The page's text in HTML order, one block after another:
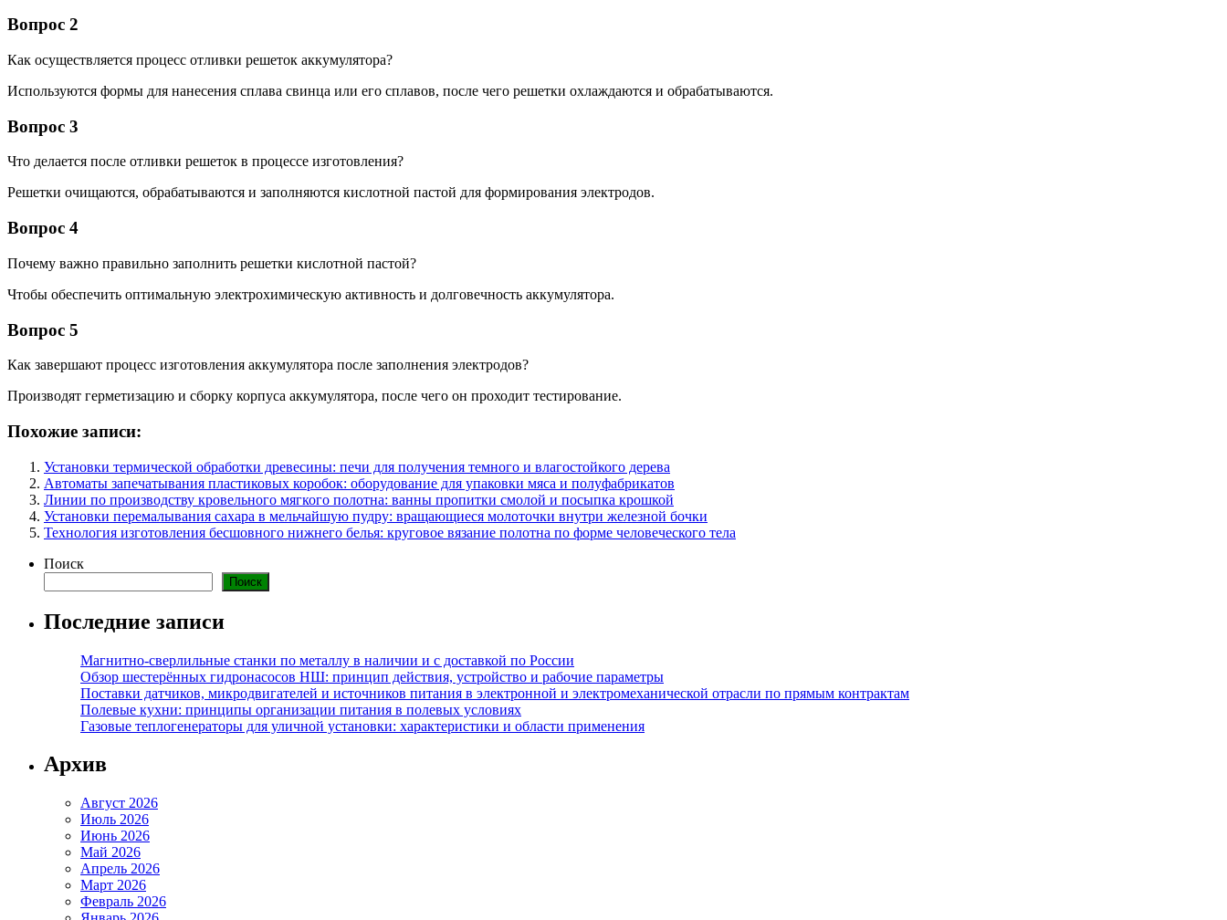
Вопрос 2
Как осуществляется процесс отливки решеток аккумулятора?
Используются формы для нанесения сплава свинца или его сплавов, после чего решетки охлаждаются и обрабатываются.
Вопрос 3
Что делается после отливки решеток в процессе изготовления?
Решетки очищаются, обрабатываются и заполняются кислотной пастой для формирования электродов.
Вопрос 4
Почему важно правильно заполнить решетки кислотной пастой?
Чтобы обеспечить оптимальную электрохимическую активность и долговечность аккумулятора.
Вопрос 5
Как завершают процесс изготовления аккумулятора после заполнения электродов?
Производят герметизацию и сборку корпуса аккумулятора, после чего он проходит тестирование.
Похожие записи:
Установки термической обработки древесины: печи для получения темного и влагостойкого дерева
Автоматы запечатывания пластиковых коробок: оборудование для упаковки мяса и полуфабрикатов
Линии по производству кровельного мягкого полотна: ванны пропитки смолой и посыпка крошкой
Установки перемалывания сахара в мельчайшую пудру: вращающиеся молоточки внутри железной бочки
Технология изготовления бесшовного нижнего белья: круговое вязание полотна по форме человеческого тела
Поиск
Поиск
Последние записи
Магнитно-сверлильные станки по металлу в наличии и с доставкой по России
Обзор шестерённых гидронасосов НШ: принцип действия, устройство и рабочие параметры
Поставки датчиков, микродвигателей и источников питания в электронной и электромеханической отрасли по прямым контрактам
Полевые кухни: принципы организации питания в полевых условиях
Газовые теплогенераторы для уличной установки: характеристики и области применения
Архив
Август 2026
Июль 2026
Июнь 2026
Май 2026
Апрель 2026
Март 2026
Февраль 2026